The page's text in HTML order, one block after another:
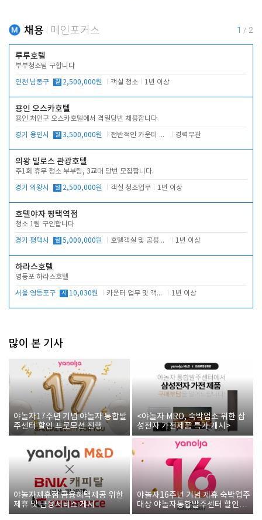
채용 메인포커스 1 / 2
루루호텔
부부청소팀 구합니다
인천 남동구 월 2,500,000원 객실 청소 1년 이상
용인 오스카호텔
용인 처인구 오스카호텔에서 격일당번 채용합니다
경기 용인시 월 3,500,000원 전반적인 카운터 업무 경력무관
의왕 밀로스 관광호텔
주1회 휴무 청소 부부팀, 3교대 당번 모집합니다.
경기 의왕시 월 2,500,000원 객실 청소업무 1년 이상
호텔야자 평택역점
청소 1팀 구인합니다
경기 평택시 월 5,000,000원 호텔객실 및 공용시설 청소 관리 1년 이상
하라스호텔
영등포 하라스호텔
서울 영등포구 시 10,030원 카운터 업무 및 객실관리(청소상태 확인, 객실판매) 1년 이상
많이 본 기사
야놀자17주년 기념 야놀자 통합발
주센터 할인 프로모션 진행
<야놀자 MRO, 숙박업소 위한 삼
성전자 가전제품 특가 개시>
야놀자제휴점 금융혜택제공 위한
제휴 및 금융서비스 게시
야놀자16주년 기념 제휴 숙박업주
대상 야놀자통합발주센터 할인쿠
폰 증정